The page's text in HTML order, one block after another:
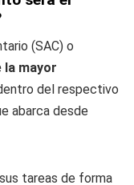
(SAC) o
la mayor
del respectivo
abarca desde
tareas de forma